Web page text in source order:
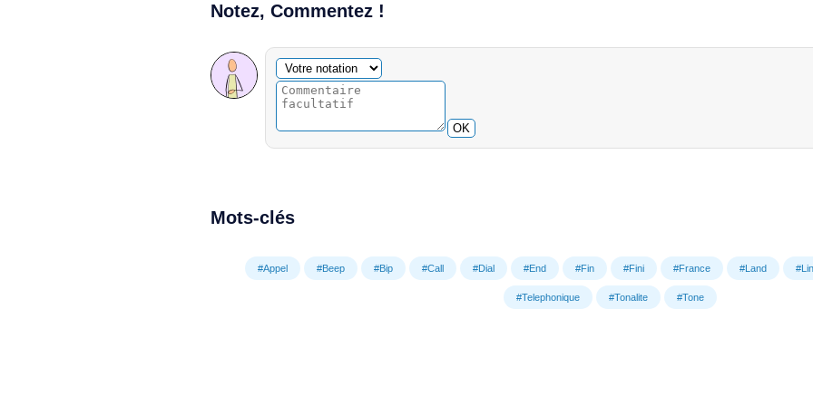
Notez, Commentez !
Commentaire facultatif
Votre notation
OK
Mots-clés
#Appel #Beep #Bip #Call #Dial #End #Fin #Fini #France #Land
#Telephonique #Tonalite #Tone